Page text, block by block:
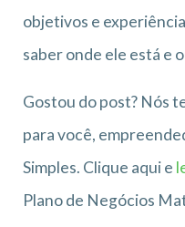
objetivos e
saber onde ele está e
Gostou do post? Nós
para você,
Simples. Clique aqui e
Plano de Negócios